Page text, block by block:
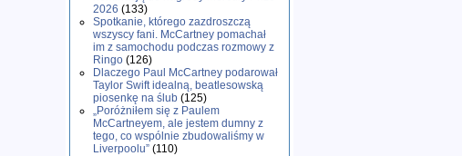
2026 (133)
Spotkanie, którego zazdroszczą
wszyscy fani. McCartney pomachał
im z samochodu podczas rozmowy z
Ringo (126)
Dlaczego Paul McCartney podarował
Taylor Swift idealną, beatlesowską
piosenkę na ślub (125)
„Poróżniłem się z Paulem
McCartneyem, ale jestem dumny z
tego, co wspólnie zbudowaliśmy w
Liverpoolu” (110)